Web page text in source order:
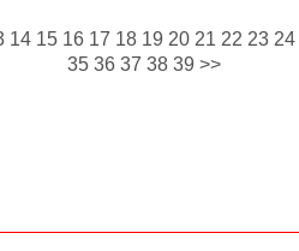
14 15 16 17 18 19 20 21 22 23 24
35 36 37 38 39 >>